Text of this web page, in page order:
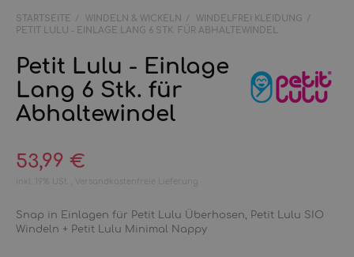
STARTSEITE WINDELN & WICKELN
WINDELFREI KLEIDUNG
PETIT LULU - EINLAGE LANG 6 STK. FÜR ABHALTEWINDEL
Petit Lulu - Einlage
Lang 6 Stk. für
Abhaltewindel
53,99 €
inkl. 19% USt. , Versandkostenfreie Lieferung
Snap in Einlagen für Petit Lulu Überhosen, Petit Lulu SIO
Windeln + Petit Lulu Minimal Nappy